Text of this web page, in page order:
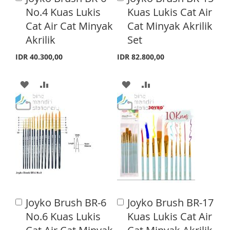
S
H
L
I
T
M
P
A
R
S
H
L
I
T
M
P
R
No.4 Kuas Lukis
Cat Air Cat Minyak
Akrilik
IDR 40.300,00
d
d
t
o
C
a
A
D
D
T
O
W
S
H
D
D
T
O
C
M
P
Kuas Lukis Cat Air
Cat Minyak Akrilik
Set
IDR 82.800,00
d
d
t
o
C
a
A
D
D
T
O
W
S
H
D
D
T
O
C
M
P
Joyko Brush BR-6
No.6 Kuas Lukis
A
d
d
Joyko Brush BR-17
Kuas Lukis Cat Air
A
d
d